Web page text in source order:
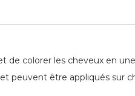
de colorer les cheveux en
peuvent être appliqués sur